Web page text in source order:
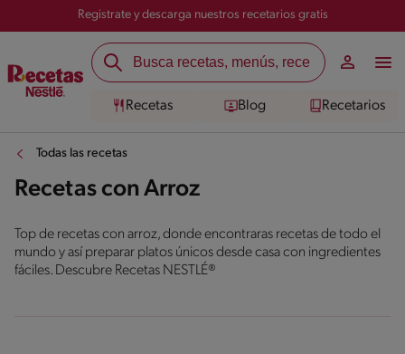
Registrate y descarga nuestros recetarios gratis
Recetas Blog Recetarios
Todas las recetas
Recetas con Arroz
Top de recetas con arroz, donde encontraras recetas de todo el
mundo y así preparar platos únicos desde casa con ingredientes
fáciles. Descubre Recetas NESTLÉ®